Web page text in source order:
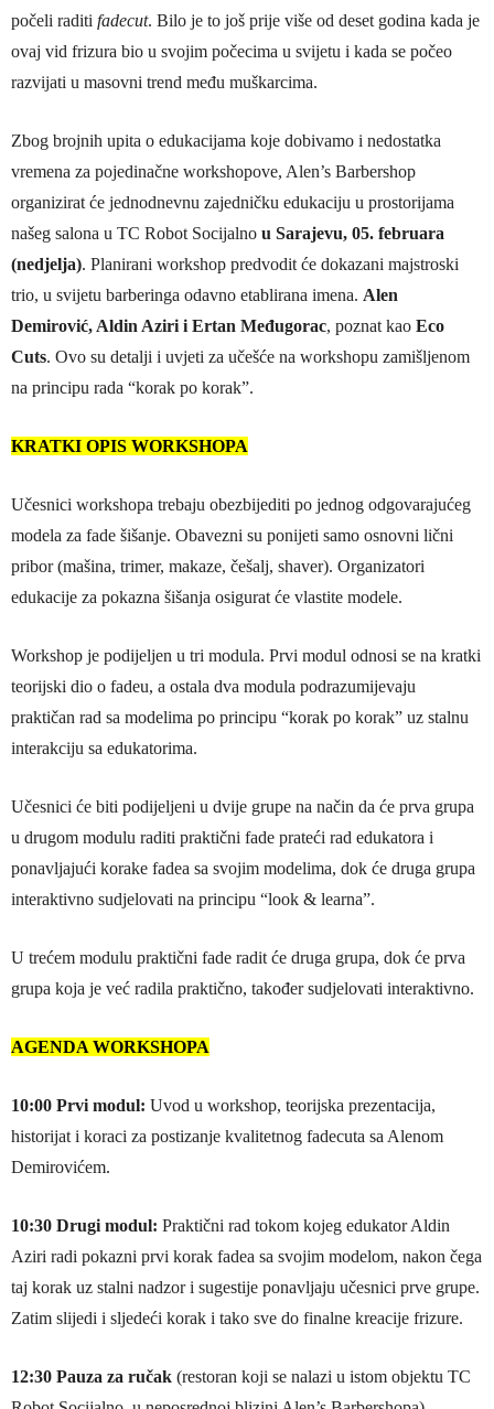
počeli raditi fadecut. Bilo je to još prije više od deset godina kada je
ovaj vid frizura bio u svojim počecima u svijetu i kada se počeo
razvijati u masovni trend među muškarcima.
Zbog brojnih upita o edukacijama koje dobivamo i nedostatka
vremena za pojedinačne workshopove, Alen’s Barbershop
organizirat će jednodnevnu zajedničku edukaciju u prostorijama
našeg salona u TC Robot Socijalno u Sarajevu, 05. februara
(nedjelja). Planirani workshop predvodit će dokazani majstroski
trio, u svijetu barberinga odavno etablirana imena. Alen
Demirović, Aldin Aziri i Ertan Međugorac, poznat kao Eco
Cuts. Ovo su detalji i uvjeti za učešće na workshopu zamišljenom
na principu rada “korak po korak”.
KRATKI OPIS WORKSHOPA
Učesnici workshopa trebaju obezbijediti po jednog odgovarajućeg
modela za fade šišanje. Obavezni su ponijeti samo osnovni lični
pribor (mašina, trimer, makaze, češalj, shaver). Organizatori
edukacije za pokazna šišanja osigurat će vlastite modele.
Workshop je podijeljen u tri modula. Prvi modul odnosi se na kratki
teorijski dio o fadeu, a ostala dva modula podrazumijevaju
praktičan rad sa modelima po principu “korak po korak” uz stalnu
interakciju sa edukatorima.
Učesnici će biti podijeljeni u dvije grupe na način da će prva grupa
u drugom modulu raditi praktični fade prateći rad edukatora i
ponavljajući korake fadea sa svojim modelima, dok će druga grupa
interaktivno sudjelovati na principu “look & learna”.
U trećem modulu praktični fade radit će druga grupa, dok će prva
grupa koja je već radila praktično, također sudjelovati interaktivno.
AGENDA WORKSHOPA
10:00 Prvi modul: Uvod u workshop, teorijska prezentacija,
historijat i koraci za postizanje kvalitetnog fadecuta sa Alenom
Demirovićem.
10:30 Drugi modul: Praktični rad tokom kojeg edukator Aldin
Aziri radi pokazni prvi korak fadea sa svojim modelom, nakon čega
taj korak uz stalni nadzor i sugestije ponavljaju učesnici prve grupe.
Zatim slijedi i sljedeći korak i tako sve do finalne kreacije frizure.
12:30 Pauza za ručak (restoran koji se nalazi u istom objektu TC